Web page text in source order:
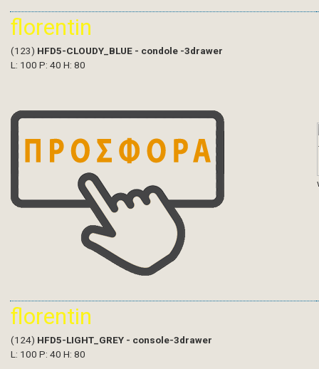
florentin
(123) HFD5-CLOUDY_BLUE - condole -3drawer
L: 100 P: 40 H: 80
florentin
(124) HFD5-LIGHT_GREY - console-3drawer
L: 100 P: 40 H: 80